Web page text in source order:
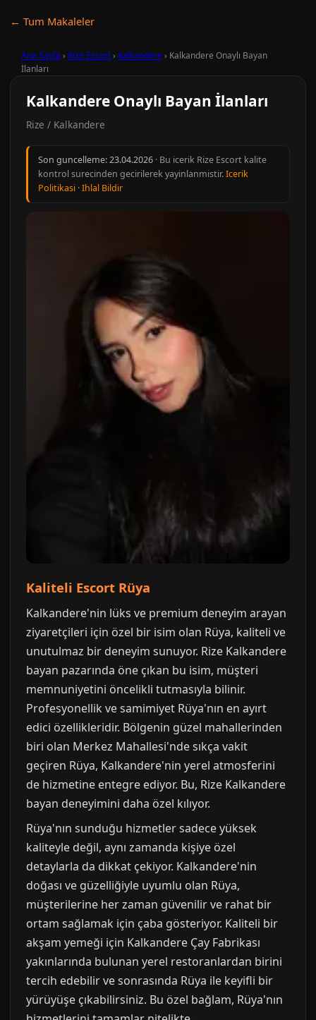
← Tum Makaleler
Ana Sayfa › Rize Escort› Kalkandere› Kalkandere Onaylı Bayan
İlanları
Kalkandere Onaylı Bayan İlanları
Rize / Kalkandere
Son guncelleme:23.04.2026 · Bu icerik Rize Escort kalite
kontrol surecinden gecirilerek yayinlanmistir.Icerik
Politikasi ·Ihlal Bildir
Kaliteli Escort Rüya
Kalkandere'nin lüks ve premium deneyim arayan
ziyaretçileri için özel bir isim olan Rüya, kaliteli ve
unutulmaz bir deneyim sunuyor. Rize Kalkandere
bayan pazarında öne çıkan bu isim, müşteri
memnuniyetini öncelikli tutmasıyla bilinir.
Profesyonellik ve samimiyet Rüya'nın en ayırt
edici özellikleridir. Bölgenin güzel mahallerinden
biri olan Merkez Mahallesi'nde sıkça vakit
geçiren Rüya, Kalkandere'nin yerel atmosferini
de hizmetine entegre ediyor. Bu, Rize Kalkandere
bayan deneyimini daha özel kılıyor.
Rüya'nın sunduğu hizmetler sadece yüksek
kaliteyle değil, aynı zamanda kişiye özel
detaylarla da dikkat çekiyor. Kalkandere'nin
doğası ve güzelliğiyle uyumlu olan Rüya,
müşterilerine her zaman güvenilir ve rahat bir
ortam sağlamak için çaba gösteriyor. Kaliteli bir
akşam yemeği için Kalkandere Çay Fabrikası
yakınlarında bulunan yerel restoranlardan birini
tercih edebilir ve sonrasında Rüya ile keyifli bir
yürüyüşe çıkabilirsiniz. Bu özel bağlam, Rüya'nın